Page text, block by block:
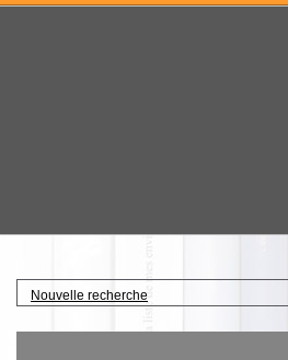
Nouvelle recherche